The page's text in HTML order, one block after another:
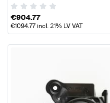
€904.77
€1094.77incl. 21% LV VAT